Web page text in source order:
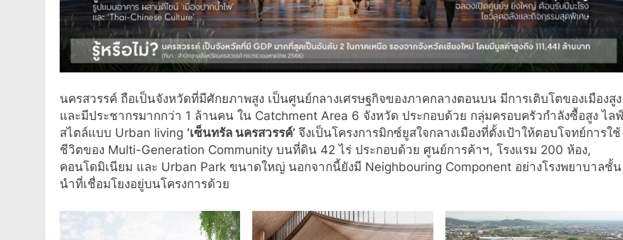
นครสวรรค์ ถือเป็นจังหวัดที่มีศักยภาพสูง เป็นศูนย์กลางเศรษฐกิจของภาคกลางตอนบน มีการเติบโตของเมืองสูง
และมีประชากรมากกว่า 1 ล้านคน ใน Catchment Area 6 จังหวัด ประกอบด้วย กลุ่มครอบครัวกำลังซื้อสูง ไลฟ์
สไตล์แบบ Urban living ‘เซ็นทรัล นครสวรรค์’ จึงเป็นโครงการมิกซ์ยูสใจกลางเมืองที่ตั้งเป้าให้ตอบโจทย์การใช้
ชีวิตของ Multi-Generation Community บนที่ดิน 42 ไร่ ประกอบด้วย ศูนย์การค้าฯ, โรงแรม 200 ห้อง,
คอนโดมิเนียม และ Urban Park ขนาดใหญ่ นอกจากนี้ยังมี Neighbouring Component อย่างโรงพยาบาลชั้น
นำที่เชื่อมโยงอยู่บนโครงการด้วย